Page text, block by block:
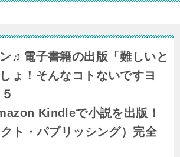
♬電子書籍の出版「難しいと
ょ！そんなコトないですヨ
Kindleで小説を出版！
ト・パブリッシング）完全